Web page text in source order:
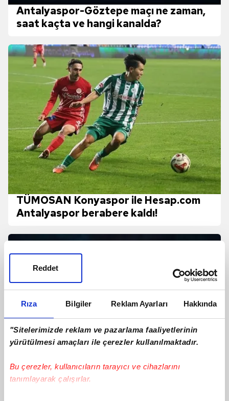
Rıza Bilgiler Reklam Ayarları Hakkında
"Sitelerimizde reklam ve pazarlama faaliyetlerinin
yürütülmesi amaçları ile çerezler kullanılmaktadır.
Bu çerezler, kullanıcıların tarayıcı ve cihazlarını
tanımlayarak çalışırlar.
Reddet
Antalyaspor-Göztepe maçı ne zaman,
saat kaçta ve hangi kanalda?
TÜMOSAN Konyaspor ile Hesap.com
Antalyaspor berabere kaldı!